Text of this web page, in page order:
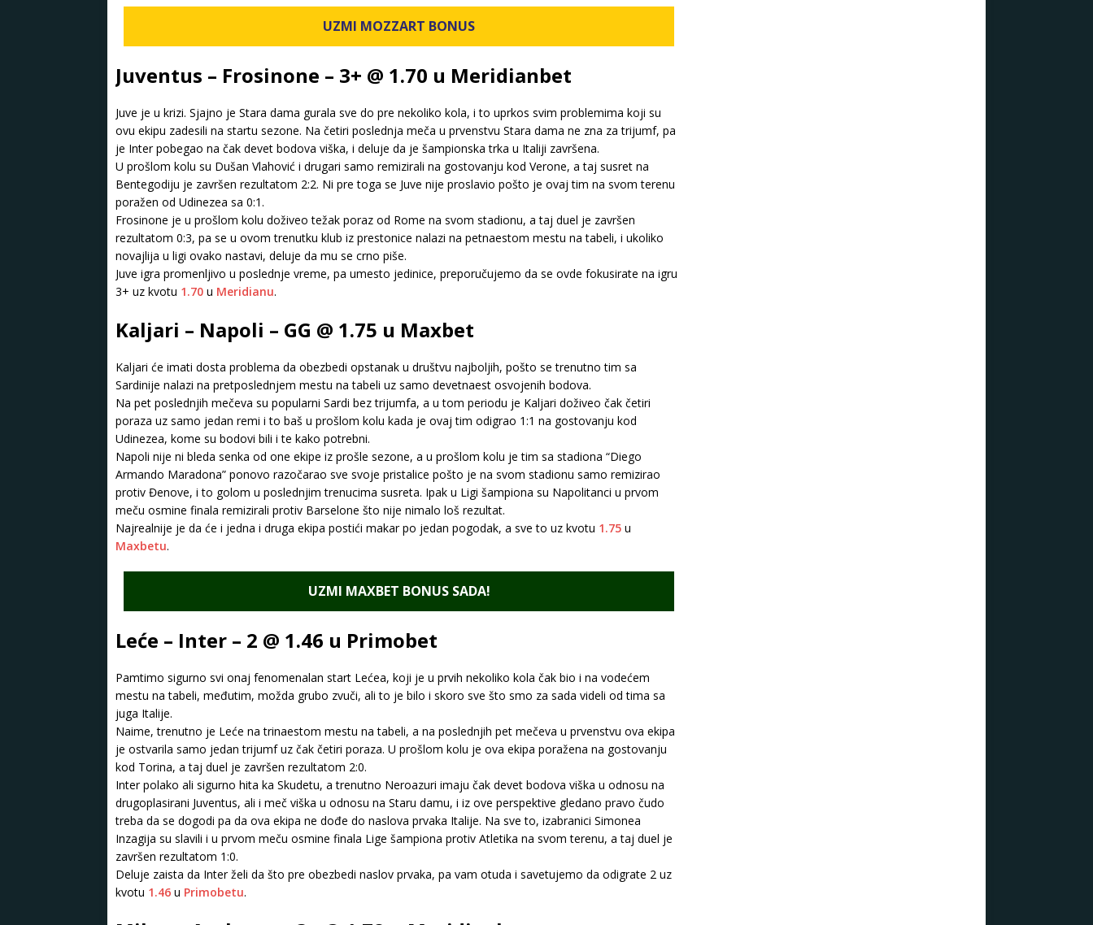
UZMI MOZZART BONUS
Juventus – Frosinone – 3+ @ 1.70 u Meridianbet
Juve je u krizi. Sjajno je Stara dama gurala sve do pre nekoliko kola, i to uprkos svim problemima koji su
ovu ekipu zadesili na startu sezone. Na četiri poslednja meča u prvenstvu Stara dama ne zna za trijumf, pa
je Inter pobegao na čak devet bodova viška, i deluje da je šampionska trka u Italiji završena.
U prošlom kolu su Dušan Vlahović i drugari samo remizirali na gostovanju kod Verone, a taj susret na
Bentegodiju je završen rezultatom 2:2. Ni pre toga se Juve nije proslavio pošto je ovaj tim na svom terenu
poražen od Udinezea sa 0:1.
Frosinone je u prošlom kolu doživeo težak poraz od Rome na svom stadionu, a taj duel je završen
rezultatom 0:3, pa se u ovom trenutku klub iz prestonice nalazi na petnaestom mestu na tabeli, i ukoliko
novajlija u ligi ovako nastavi, deluje da mu se crno piše.
Juve igra promenljivo u poslednje vreme, pa umesto jedinice, preporučujemo da se ovde fokusirate na igru
3+ uz kvotu 1.70 u Meridianu.
Kaljari – Napoli – GG @ 1.75 u Maxbet
Kaljari će imati dosta problema da obezbedi opstanak u društvu najboljih, pošto se trenutno tim sa
Sardinije nalazi na pretposlednjem mestu na tabeli uz samo devetnaest osvojenih bodova.
Na pet poslednjih mečeva su popularni Sardi bez trijumfa, a u tom periodu je Kaljari doživeo čak četiri
poraza uz samo jedan remi i to baš u prošlom kolu kada je ovaj tim odigrao 1:1 na gostovanju kod
Udinezea, kome su bodovi bili i te kako potrebni.
Napoli nije ni bleda senka od one ekipe iz prošle sezone, a u prošlom kolu je tim sa stadiona “Diego
Armando Maradona” ponovo razočarao sve svoje pristalice pošto je na svom stadionu samo remizirao
protiv Đenove, i to golom u poslednjim trenucima susreta. Ipak u Ligi šampiona su Napolitanci u prvom
meču osmine finala remizirali protiv Barselone što nije nimalo loš rezultat.
Najrealnije je da će i jedna i druga ekipa postići makar po jedan pogodak, a sve to uz kvotu 1.75 u
Maxbetu.
UZMI MAXBET BONUS SADA!
Leće – Inter – 2 @ 1.46 u Primobet
Pamtimo sigurno svi onaj fenomenalan start Lećea, koji je u prvih nekoliko kola čak bio i na vodećem
mestu na tabeli, međutim, možda grubo zvuči, ali to je bilo i skoro sve što smo za sada videli od tima sa
juga Italije.
Naime, trenutno je Leće na trinaestom mestu na tabeli, a na poslednjih pet mečeva u prvenstvu ova ekipa
je ostvarila samo jedan trijumf uz čak četiri poraza. U prošlom kolu je ova ekipa poražena na gostovanju
kod Torina, a taj duel je završen rezultatom 2:0.
Inter polako ali sigurno hita ka Skudetu, a trenutno Neroazuri imaju čak devet bodova viška u odnosu na
drugoplasirani Juventus, ali i meč viška u odnosu na Staru damu, i iz ove perspektive gledano pravo čudo
treba da se dogodi pa da ova ekipa ne dođe do naslova prvaka Italije. Na sve to, izabranici Simonea
Inzagija su slavili i u prvom meču osmine finala Lige šampiona protiv Atletika na svom terenu, a taj duel je
završen rezultatom 1:0.
Deluje zaista da Inter želi da što pre obezbedi naslov prvaka, pa vam otuda i savetujemo da odigrate 2 uz
kvotu 1.46 u Primobetu.